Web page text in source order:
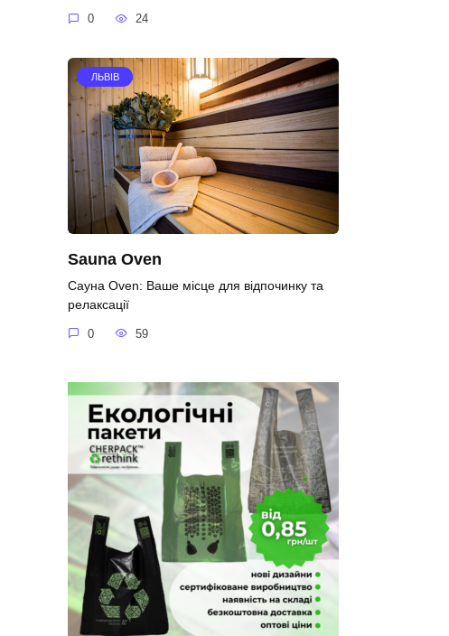
0 24
ЛЬВІВ
Sauna Oven
Сауна Oven: Ваше місце для відпочинку та
релаксації
0 59